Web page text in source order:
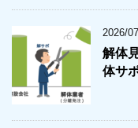
2026/
解体
体サ